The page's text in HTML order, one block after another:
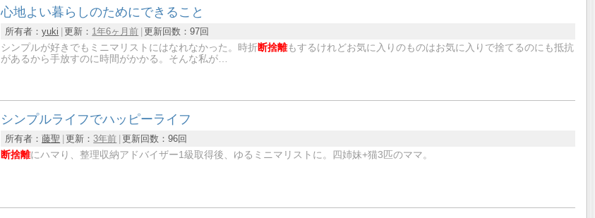
心地よい暮らしのためにできること
所有者：yuki 更新： 1年6ヶ月前 更新回数：97回
シンプルが好きでもミニマリストにはなれなかった。時折断捨離もするけれどお気に入りのものはお気に入りで捨てるのにも抵抗
があるから手放すのに時間がかかる。そんな私が…
シンプルライフでハッピーライフ
所有者：藤聖 更新： 3年前 更新回数：96回
断捨離にハマり、整理収納アドバイザー1級取得後、ゆるミニマリストに。四姉妹+猫3匹のママ。